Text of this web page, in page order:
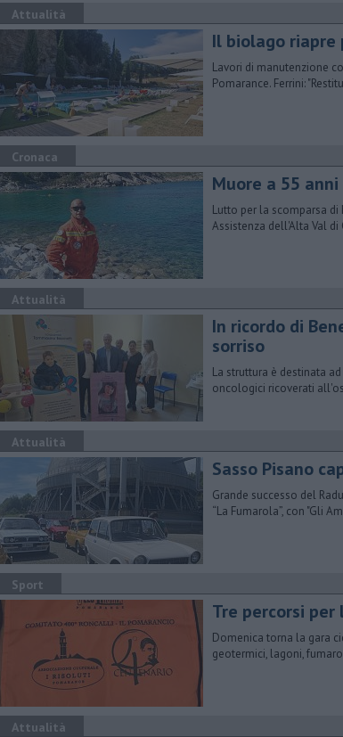
Attualità
Il biolago riapre
Lavori di manutenzione
Pomarance. Ferrini:
Cronaca
Muore a 55
Lutto per la scomparsa
Assistenza dell'Alta Val
Attualità
In ricordo di
sorriso
La struttura è destinata
oncologici ricoverati
Attualità
Sasso Pisano
Grande successo del
“La Fumarola”, con "Gli
Sport
Tre percorsi per
Domenica torna la gara
geotermici, lagoni,
Attualità